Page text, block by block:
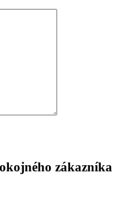
zákazníka